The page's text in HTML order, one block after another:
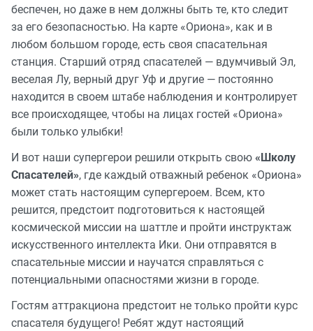
беспечен, но даже в нем должны быть те, кто следит
за его безопасностью. На карте «Ориона», как и в
любом большом городе, есть своя спасательная
станция. Старший отряд спасателей — вдумчивый Эл,
веселая Лу, верный друг Уф и другие — постоянно
находится в своем штабе наблюдения и контролирует
все происходящее, чтобы на лицах гостей «Ориона»
были только улыбки!
И вот наши супергерои решили открыть свою «Школу
Спасателей», где каждый отважный ребенок «Ориона»
может стать настоящим супергероем. Всем, кто
решится, предстоит подготовиться к настоящей
космической миссии на шаттле и пройти инструктаж
искусственного интеллекта Ики. Они отправятся в
спасательные миссии и научатся справляться с
потенциальными опасностями жизни в городе.
Гостям аттракциона предстоит не только пройти курс
спасателя будущего! Ребят ждут настоящий